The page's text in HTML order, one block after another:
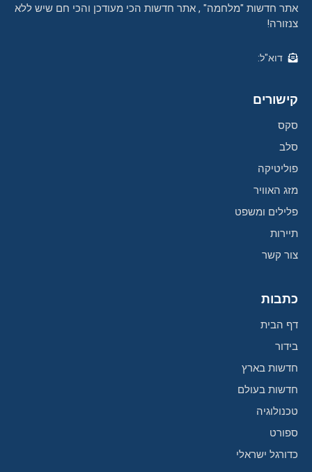
אתר חדשות "מלחמה" , אתר חדשות הכי מעודכן והכי חם שיש ללא
צנזורה!
דוא"ל:
קישורים
סקס
סלב
פוליטיקה
מזג האוויר
פלילים ומשפט
תיירות
צור קשר
כתבות
דף הבית
בידור
חדשות בארץ
חדשות בעולם
טכנולוגיה
ספורט
כדורגל ישראלי